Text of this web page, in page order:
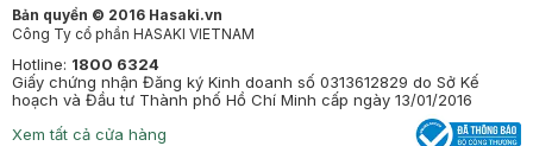
Bản quyền © 2016 Hasaki.vn
Công Ty cổ phần HASAKI VIETNAM
Hotline: 1800 6324
Giấy chứng nhận Đăng ký Kinh doanh số 0313612829 do Sở Kế
hoạch và Đầu tư Thành phố Hồ Chí Minh cấp ngày 13/01/2016
Xem tất cả cửa hàng